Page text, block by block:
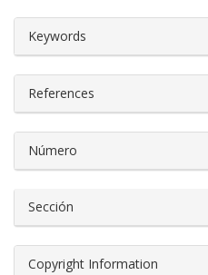
Keywords
References
Número
Sección
Copyright Information